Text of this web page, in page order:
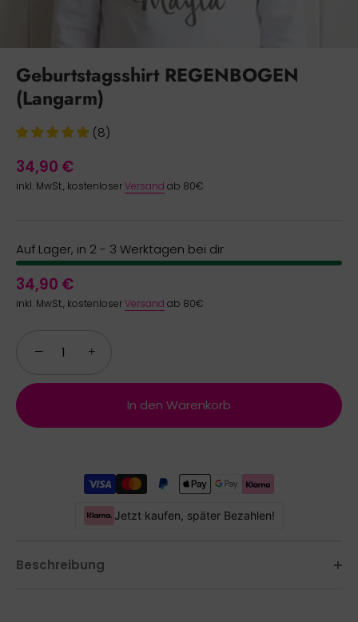
Geburtstagsshirt REGENBOGEN
(Langarm)
(8)
34,90 €
inkl. MwSt., kostenloserVersand ab 80€
Auf Lager, in 2 - 3 Werktagen bei dir
34,90 €
inkl. MwSt., kostenloserVersand ab 80€
− +
In den Warenkorb
Jetzt kaufen, später Bezahlen!
Beschreibung